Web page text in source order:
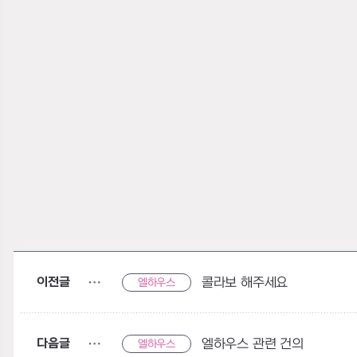
이전글 엘하우스 콜라보 해주세요
다음글 엘하우스 엘하우스 관련 건의